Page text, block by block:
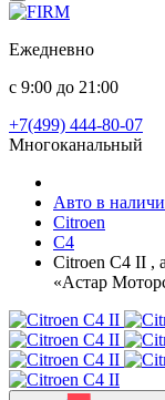
Ежедневно
с 9:00 до 21:00
+7(499) 444-80-07
Многоканальный
Авто в
Citroen
C4
Citroen C4 II ,
«Астар